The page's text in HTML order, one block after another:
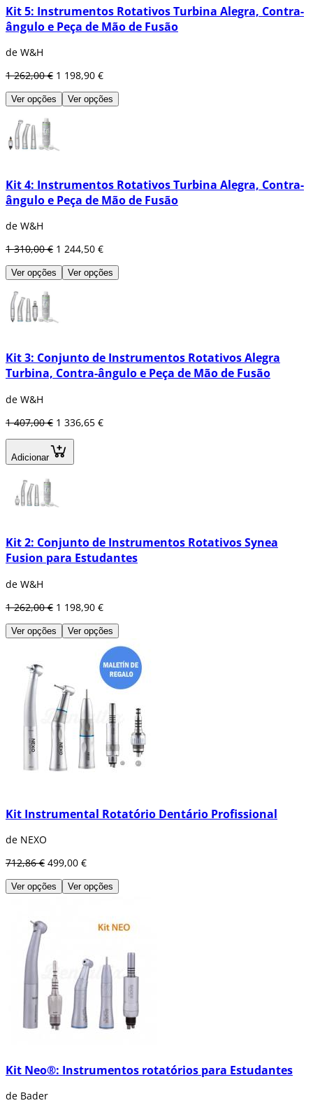
Kit 5: Instrumentos Rotativos Turbina Alegra, Contra-
ângulo e Peça de Mão de Fusão
de W&H
1 262,00 € 1 198,90 €
Ver opções Ver opções
Kit 4: Instrumentos Rotativos Turbina Alegra, Contra-
ângulo e Peça de Mão de Fusão
de W&H
1 310,00 € 1 244,50 €
Ver opções Ver opções
Kit 3: Conjunto de Instrumentos Rotativos Alegra
Turbina, Contra-ângulo e Peça de Mão de Fusão
de W&H
1 407,00 € 1 336,65 €
Adicionar
Kit 2: Conjunto de Instrumentos Rotativos Synea
Fusion para Estudantes
de W&H
1 262,00 € 1 198,90 €
Ver opções Ver opções
Kit Instrumental Rotatório Dentário Profissional
de NEXO
712,86 € 499,00 €
Ver opções Ver opções
Kit Neo®: Instrumentos rotatórios para Estudantes
de Bader